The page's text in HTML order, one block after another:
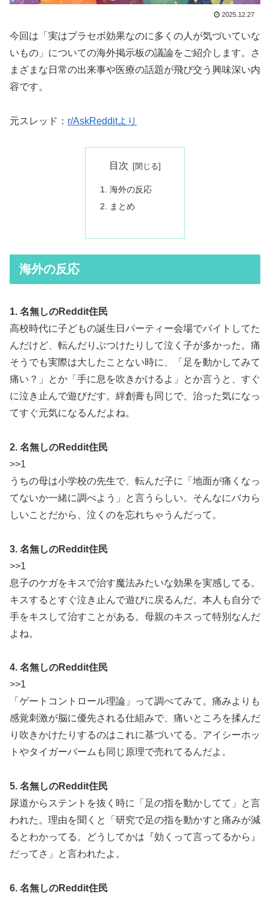
2025.12.27
今回は「実はプラセボ効果なのに多くの人が気づいていな
いもの」についての海外掲示板の議論をご紹介します。さ
まざまな日常の出来事や医療の話題が飛び交う興味深い内
容です。
元スレッド： r/AskRedditより
目次
海外の反応
まとめ
海外の反応
1. 名無しのReddit住民
高校時代に子どもの誕生日パーティー会場でバイトしてた
んだけど、転んだりぶつけたりして泣く子が多かった。痛
そうでも実際は大したことない時に、「足を動かしてみて
痛い？」とか「手に息を吹きかけるよ」とか言うと、すぐ
に泣き止んで遊びだす。絆創膏も同じで、治った気になっ
てすぐ元気になるんだよね。
2. 名無しのReddit住民
>>1
うちの母は小学校の先生で、転んだ子に「地面が痛くなっ
てないか一緒に調べよう」と言うらしい。そんなにバカら
しいことだから、泣くのを忘れちゃうんだって。
3. 名無しのReddit住民
>>1
息子のケガをキスで治す魔法みたいな効果を実感してる。
キスするとすぐ泣き止んで遊びに戻るんだ。本人も自分で
手をキスして治すことがある。母親のキスって特別なんだ
よね。
4. 名無しのReddit住民
>>1
「ゲートコントロール理論」って調べてみて。痛みよりも
感覚刺激が脳に優先される仕組みで、痛いところを揉んだ
り吹きかけたりするのはこれに基づいてる。アイシーホッ
トやタイガーバームも同じ原理で売れてるんだよ。
5. 名無しのReddit住民
尿道からステントを抜く時に「足の指を動かしてて」と言
われた。理由を聞くと「研究で足の指を動かすと痛みが減
るとわかってる。どうしてかは『効くって言ってるから』
だってさ」と言われたよ。
6. 名無しのReddit住民